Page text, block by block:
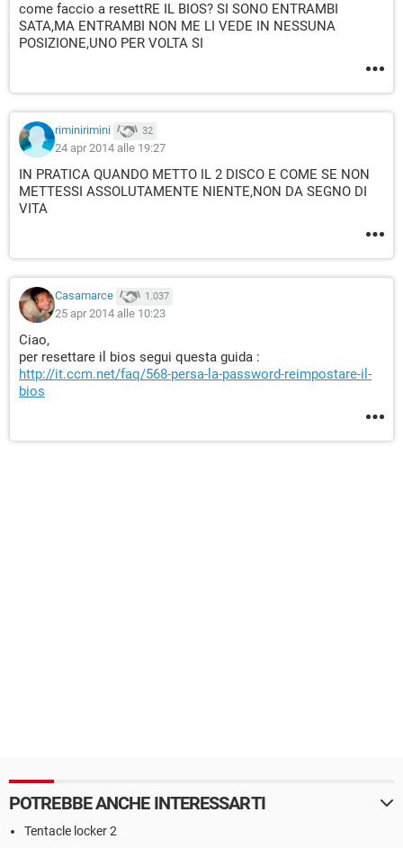
come faccio a resettRE IL BIOS? SI SONO ENTRAMBI
SATA,MA ENTRAMBI NON ME LI VEDE IN NESSUNA
POSIZIONE,UNO PER VOLTA SI
riminirimini 32
24 apr 2014 alle 19:27
IN PRATICA QUANDO METTO IL 2 DISCO E COME SE NON
METTESSI ASSOLUTAMENTE NIENTE,NON DA SEGNO DI
VITA
Casamarce 1.037
25 apr 2014 alle 10:23
Ciao,
per resettare il bios segui questa guida :
http://it.ccm.net/faq/568-persa-la-password-reimpostare-il-
bios
POTREBBE ANCHE INTERESSARTI
Tentacle locker 2